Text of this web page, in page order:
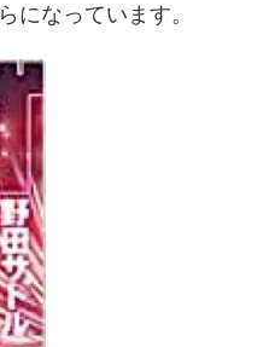
になっています。